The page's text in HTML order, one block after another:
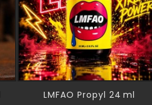
LMFAO Propyl 24 Ml